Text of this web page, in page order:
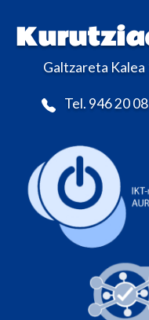
Galtzareta Kalea
Tel. 946 20